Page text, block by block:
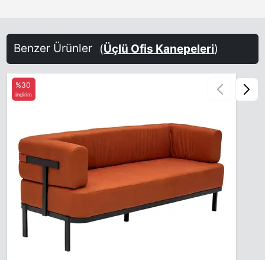
Benzer Ürünler (Üçlü Ofis Kanepeleri)
%30
indirim